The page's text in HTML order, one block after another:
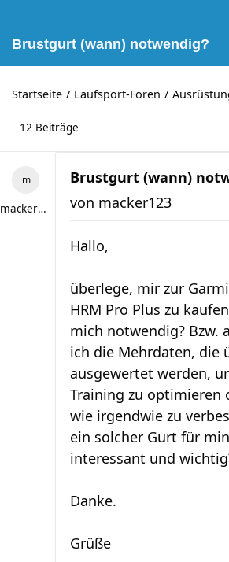
Brustgurt (wann) notwendig?
Startseite Laufsport-Foren
12 Beiträge
macker123
Brustgurt (wann)
von macker123
Hallo,
überlege, mir zur
HRM Pro Plus zu
mich notwendig? Bzw.
ich die Mehrdaten, die
ausgewertet werden,
Training zu optimieren
wie irgendwie zu
ein solcher Gurt für
interessant und
Danke.
Grüße